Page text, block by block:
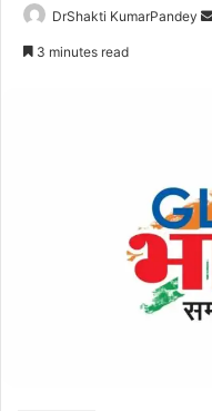
DrShakti KumarPandey
3 minutes read